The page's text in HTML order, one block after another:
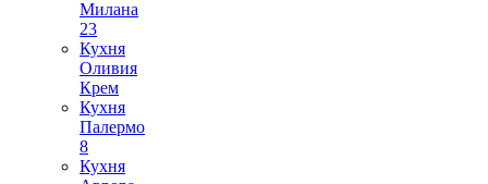
Милана
23
Кухня
Оливия
Крем
Кухня
Палермо
8
Кухня